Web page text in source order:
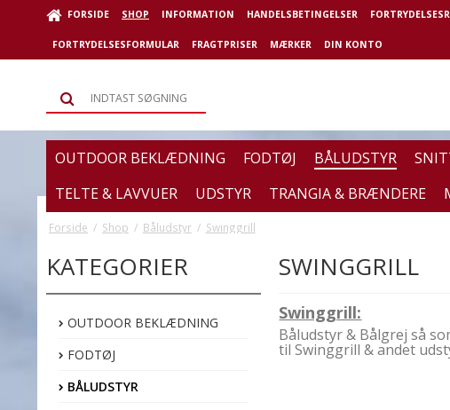
FORSIDE SHOP INFORMATION HANDELSBETINGELSER
FORTRYDELSESFORMULAR FRAGTPRISER MÆRKER DIN KONTO
OUTDOOR BEKLÆDNING FODTØJ BÅLUDSTYR
TELTE & LAVVUER
UDSTYR TRANGIA & BRÆNDERE
Forside / Shop / Båludstyr / Swinggrill
KATEGORIER
OUTDOOR BEKLÆDNING
FODTØJ
BÅLUDSTYR
SWINGGRILL
Swinggrill:
Båludstyr & Bålgrej så
til Swinggrill & andet